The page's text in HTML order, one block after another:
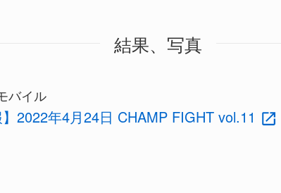
結果、写真
バイル
2022年4月24日 CHAMP FIGHT vol.11